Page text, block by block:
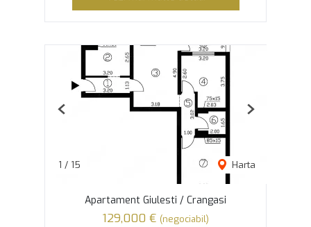
1 / 15 Harta
Previous Next
Apartament Giulesti / Crangasi
129,000 € (negociabil)